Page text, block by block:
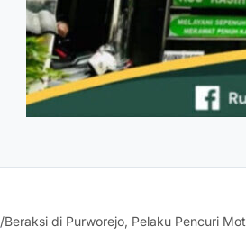
/Beraksi di Purworejo, Pelaku Pencuri